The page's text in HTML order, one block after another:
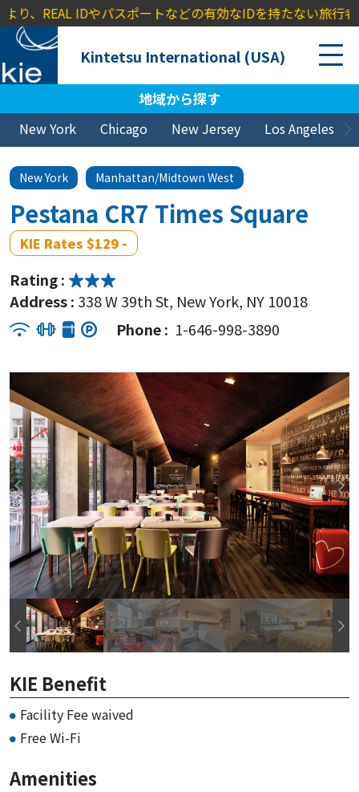
IDやパスポートなどの有効なIDを持たない旅行者に対し、
Kintetsu International (USA)
地域から探す
New York Chicago New Jersey Los Angeles
New York Manhattan/Midtown West
Pestana CR7 Times Square
KIE Rates $129 -
Rating :
Address : 338 W 39th St, New York, NY 10018
Phone : 1-646-998-3890
KIE Benefit
Facility Fee waived
Free Wi-Fi
Amenities